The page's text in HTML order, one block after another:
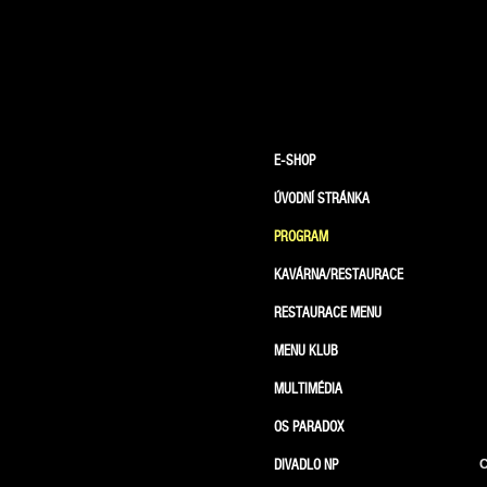
E-SHOP
ÚVODNÍ STRÁNKA
PROGRAM
KAVÁRNA/RESTAURACE
RESTAURACE MENU
MENU KLUB
MULTIMÉDIA
OS PARADOX
DIVADLO NP